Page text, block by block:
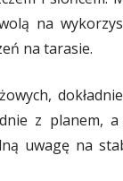
na
na tarasie.
z planem,
uwagę na